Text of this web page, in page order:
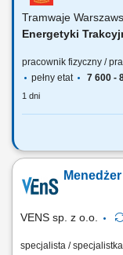
zewnętrznymi
Tramwaje
Energetyki
pracownik fizyczny /
pełny etat
7 600 -
1 dni
Będziesz odpowiadać
wykonywanie prac
przygotowanie i
VENS sp. z o.o.
specjalista /